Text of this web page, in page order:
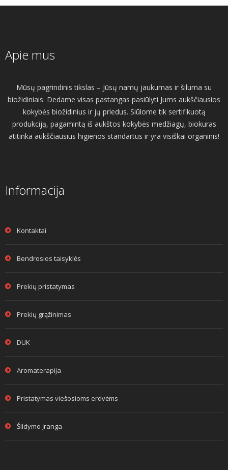
Apie mus
Mūsų pagrindinis tikslas – Jūsų namų jaukumas ir šiluma su
biožidiniais. Dedame visas pastangas pasiūlyti Jums aukščiausios
kokybės biožidinius ir jų priedus. Siūlome tik sertifikuotą
produkciją, pagamintą iš aukštos kokybės medžiagų, biokuras
atitinka aukščiausius higienos standartus ir yra visiškai organinis!
Informacija
Kontaktai
Bendrosios taisyklės
Prekių pristatymas
Prekių grąžinimas
DUK
Aromaterapija
Pristatymas viešosioms erdvėms
Šildymo įranga